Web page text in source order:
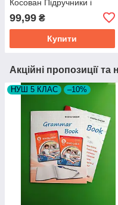
Косован Підручники і
99,99 ₴
Купити
Акційні пропозиції та
НУШ 5 КЛАС –10%